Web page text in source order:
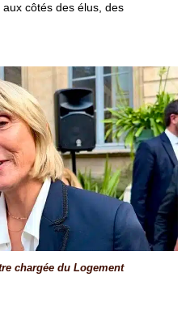
côtés des élus, des
chargée du Logement